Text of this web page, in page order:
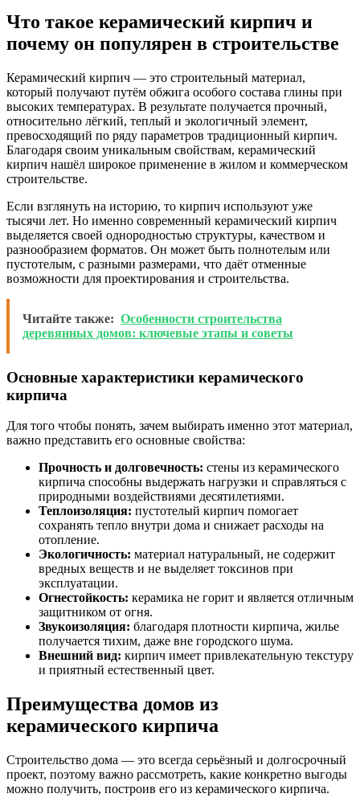
Что такое керамический кирпич и
почему он популярен в строительстве
Керамический кирпич — это строительный материал,
который получают путём обжига особого состава глины при
высоких температурах. В результате получается прочный,
относительно лёгкий, теплый и экологичный элемент,
превосходящий по ряду параметров традиционный кирпич.
Благодаря своим уникальным свойствам, керамический
кирпич нашёл широкое применение в жилом и коммерческом
строительстве.
Если взглянуть на историю, то кирпич используют уже
тысячи лет. Но именно современный керамический кирпич
выделяется своей однородностью структуры, качеством и
разнообразием форматов. Он может быть полнотелым или
пустотелым, с разными размерами, что даёт отменные
возможности для проектирования и строительства.
Читайте также: Особенности строительства
деревянных домов: ключевые этапы и советы
Основные характеристики керамического
кирпича
Для того чтобы понять, зачем выбирать именно этот материал,
важно представить его основные свойства:
Прочность и долговечность: стены из керамического
кирпича способны выдержать нагрузки и справляться с
природными воздействиями десятилетиями.
Теплоизоляция: пустотелый кирпич помогает
сохранять тепло внутри дома и снижает расходы на
отопление.
Экологичность: материал натуральный, не содержит
вредных веществ и не выделяет токсинов при
эксплуатации.
Огнестойкость: керамика не горит и является отличным
защитником от огня.
Звукоизоляция: благодаря плотности кирпича, жилье
получается тихим, даже вне городского шума.
Внешний вид: кирпич имеет привлекательную текстуру
и приятный естественный цвет.
Преимущества домов из
керамического кирпича
Строительство дома — это всегда серьёзный и долгосрочный
проект, поэтому важно рассмотреть, какие конкретно выгоды
можно получить, построив его из керамического кирпича.